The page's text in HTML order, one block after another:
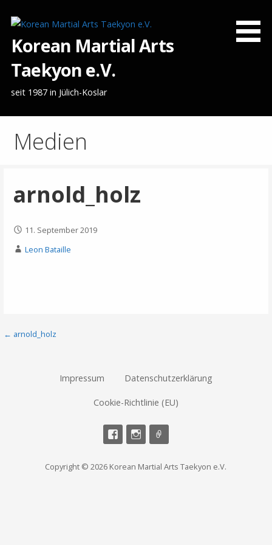
Inhalt
springenKorean Martial Arts
Taekyon e.V.
seit 1987 in Jülich-Koslar
Medien
arnold_holz
11. September 2019
Leon Bataille
Beitragsnavigation
← arnold_holz
Impressum Datenschutzerklärung
Cookie-Richtlinie (EU)
Copyright © 2026 Korean Martial Arts Taekyon e.V.